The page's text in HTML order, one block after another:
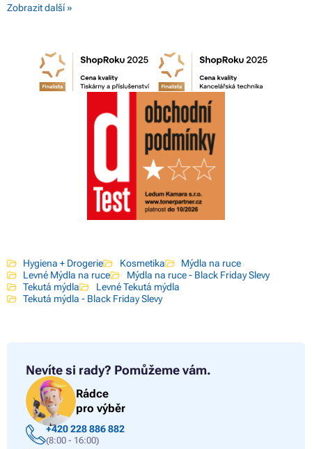
Zobrazit další »
Hygiena + Drogerie Kosmetika
Mýdla na ruce
Levné Mýdla na ruce
Mýdla na ruce - Black Friday Slevy
Tekutá mýdla
Levné Tekutá mýdla
Tekutá mýdla - Black Friday Slevy
Nevíte si rady? Pomůžeme vám.
Rádce
pro výběr
+420 228 886 882
(8:00 - 16:00)